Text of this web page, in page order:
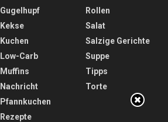
Gugelhupf
Kekse
Kuchen
Low-Carb
Muffins
Nachricht
Pfannkuchen
Rezepte
Rollen
Salat
Salzige Gerichte
Suppe
Tipps
Torte